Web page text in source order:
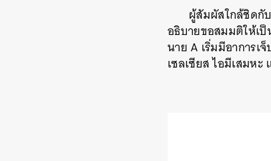
ผู้สัมผัสใกล้ชิดกั
อธิบายขอสมมติให้เ
นาย A เริ่มมีอาการ
เซลเซียส ไอมีเสมห